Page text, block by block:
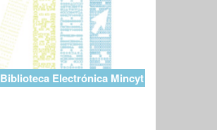
Biblioteca Electrónica Mincyt